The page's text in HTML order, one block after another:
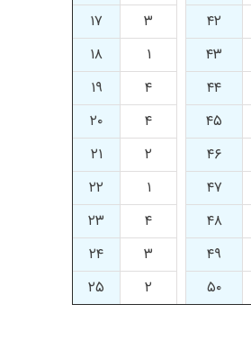
۴۲ ۳
۱۷
۴۳ ۱
۱۸
۴۴ ۴
۱۹
۴۵ ۴
۲۰
۴۶ ۲
۲۱
۴۷ ۱
۲۲
۴۸ ۴
۲۳
۴۹ ۳
۲۴
۵۰ ۲ ۲۵